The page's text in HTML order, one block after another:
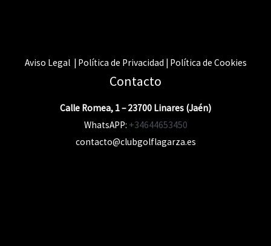
Aviso Legal | Política de Privacidad | Política de Cookies
Contacto
Calle Romea, 1 – 23700 Linares (Jaén)
WhatsAPP: +34644653450
contacto@clubgolflagarza.es